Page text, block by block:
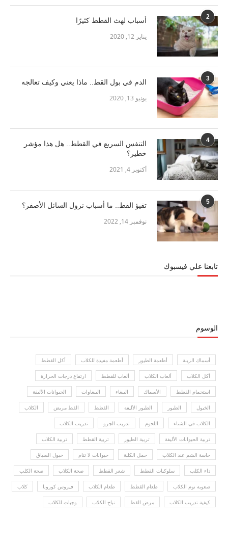
2 أسباب لهث القطط كثيرًا
يناير 12, 2020
3 الدم في بول القط.. ماذا يعني وكيف تعالجه
يونيو 13, 2020
4
التنفس السريع في القطط.. هل هذا مؤشر
خطير؟
أكتوبر 4, 2021
5 تقيؤ القط.. ما أسباب نزول السائل الأصفر؟
نوفمبر 14, 2022
تابعنا علي فيسبوك
الوسوم
أسماك الزينة أطعمة الطيور أطعمة مفيدة للكلاب أكل القطط
أكل الكلاب ألعاب الكلاب ألعاب للقطط ارتفاع درجات الحرارة
استحمام القطط الأسماك الببغاء الببغاوات الحيوانات الأليفة
الخيول الطيور الطيور الأليفة القطط القط مريض الكلاب
الكلاب في الشتاء اللحوم تدريب الجرو تدريب الكلاب
تربية الحيوانات الأليفة تربية الطيور تربية القطط تربية الكلاب
حاسة الشم عند الكلاب حمل الكلبة حيوانات لا تنام خيول السباق
داء الكلب سلوكيات القطط شعر القطط صحة الكلاب صحة الكلب
صعوبة نوم الكلاب طعام القطط طعام الكلاب فيروس كورونا كلاب
كيفية تدريب الكلاب مرض القط نباح الكلاب وجبات للكلاب